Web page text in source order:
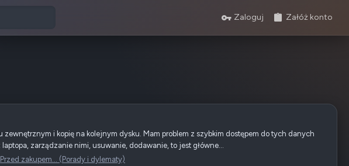
Zaloguj Załóż konto
i kopię na kolejnym dysku. Mam problem z szybkim dostępem do tych danych
zarządzanie nimi, usuwanie, dodawanie, to jest główne...
Przed zakupem... (Porady i dylematy)